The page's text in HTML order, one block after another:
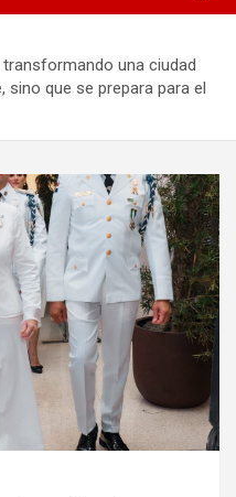
una ciudad
sino que se prepara para el